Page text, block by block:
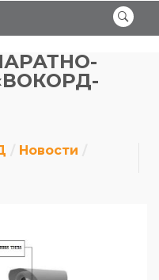
Новости